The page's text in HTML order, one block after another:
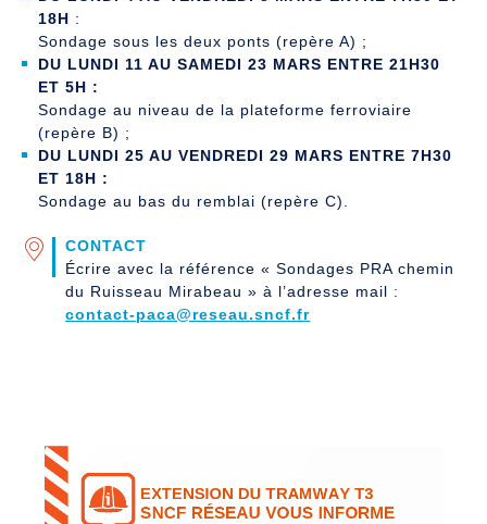
18H :
Sondage sous les deux ponts (repère A) ;
DU LUNDI 11 AU SAMEDI 23 MARS ENTRE 21H30
ET 5H :
Sondage au niveau de la plateforme ferroviaire
(repère B) ;
DU LUNDI 25 AU VENDREDI 29 MARS ENTRE 7H30
ET 18H :
Sondage au bas du remblai (repère C).
CONTACT
Écrire avec la référence « Sondages PRA chemin
du Ruisseau Mirabeau » à l’adresse mail :
contact-paca@reseau.sncf.fr